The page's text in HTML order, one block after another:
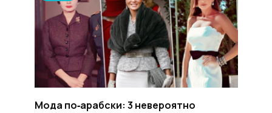
Мода по‑арабски: 3 невероятно